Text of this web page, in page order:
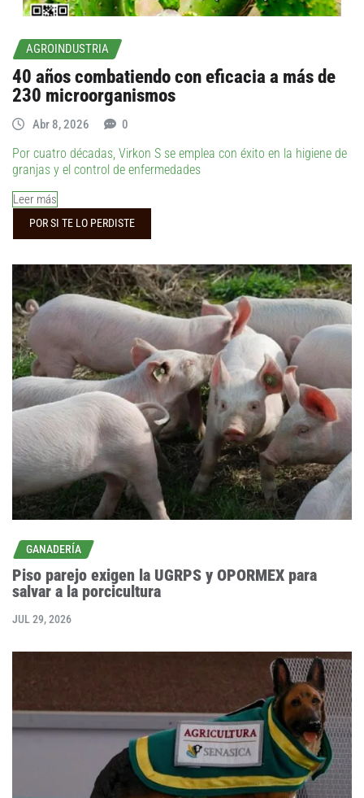
AGROINDUSTRIA
40 años combatiendo con eficacia a más de
230 microorganismos
Abr 8, 2026 0
Por cuatro décadas, Virkon S se emplea con éxito en la higiene de
granjas y el control de enfermedades
Leer más
POR SI TE LO PERDISTE
GANADERÍA
Piso parejo exigen la UGRPS y OPORMEX para
salvar a la porcicultura
JUL 29, 2026